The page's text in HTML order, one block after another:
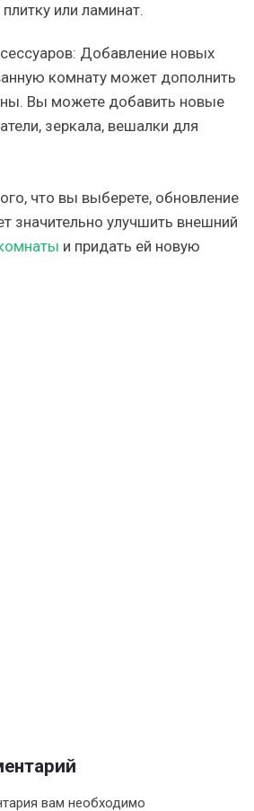
или ламинат.
Добавление новых
комнату может дополнить
Вы можете добавить новые
зеркала, вешалки для
что вы выберете, обновление
значительно улучшить внешний
и придать ей новую
вам необходимо